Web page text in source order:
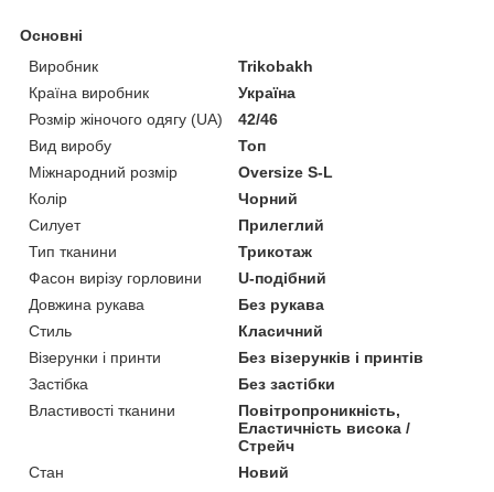
Основні
Виробник
Trikobakh
Країна виробник
Україна
Розмір жіночого одягу (UA)
42/46
Вид виробу
Топ
Міжнародний розмір
Oversize S-L
Колір
Чорний
Силует
Прилеглий
Тип тканини
Трикотаж
Фасон вирізу горловини
U-подібний
Довжина рукава
Без рукава
Стиль
Класичний
Візерунки і принти
Без візерунків і принтів
Застібка
Без застібки
Властивості тканини
Повітропроникність,
Еластичність висока /
Стрейч
Стан
Новий